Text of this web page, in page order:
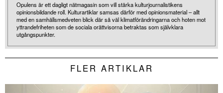
Opulens är ett dagligt nätmagasin som vill stärka kulturjournalistikens
opinionsbildande roll. Kulturartiklar samsas därför med opinionsmaterial – allt
med en samhällsmedveten blick där så väl klimatförändringarna och hoten mot
yttrandefriheten som de sociala orättvisorna betraktas som självklara
utgångspunkter.
FLER ARTIKLAR